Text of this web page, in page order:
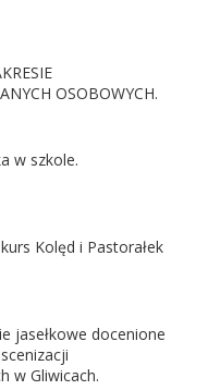
OSOBOWYCH.
w szkole.
Kolęd i Pastorałek
jasełkowe docenione
w Gliwicach.